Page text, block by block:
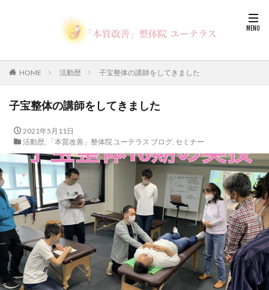
HOME 活動歴 子宝整体の講師をしてきました
子宝整体の講師をしてきました
2021年5月11日
活動歴, 「本質改善」整体院 ユーテラス ブログ, セミナー